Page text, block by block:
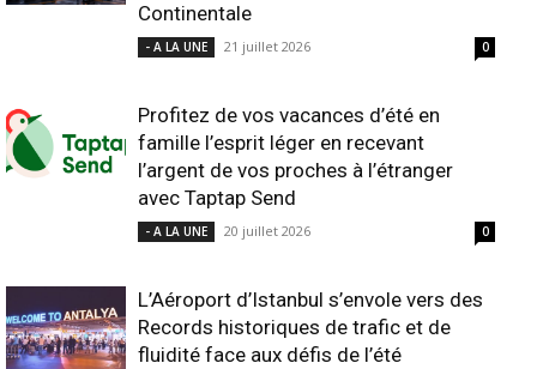
Continentale
- A LA UNE 21 juillet 2026 0
Profitez de vos vacances d’été en
famille l’esprit léger en recevant
l’argent de vos proches à l’étranger
avec Taptap Send
- A LA UNE 20 juillet 2026 0
L’Aéroport d’Istanbul s’envole vers des
Records historiques de trafic et de
fluidité face aux défis de l’été